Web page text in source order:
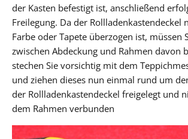
der Kasten befestigt ist, anschließend
Freilegung. Da der Rollladenkastendeckel
Farbe oder Tapete überzogen ist, müssen
zwischen Abdeckung und Rahmen davon
stechen Sie vorsichtig mit dem
und ziehen dieses nun einmal rund um
der Rollladenkastendeckel freigelegt und
dem Rahmen verbunden